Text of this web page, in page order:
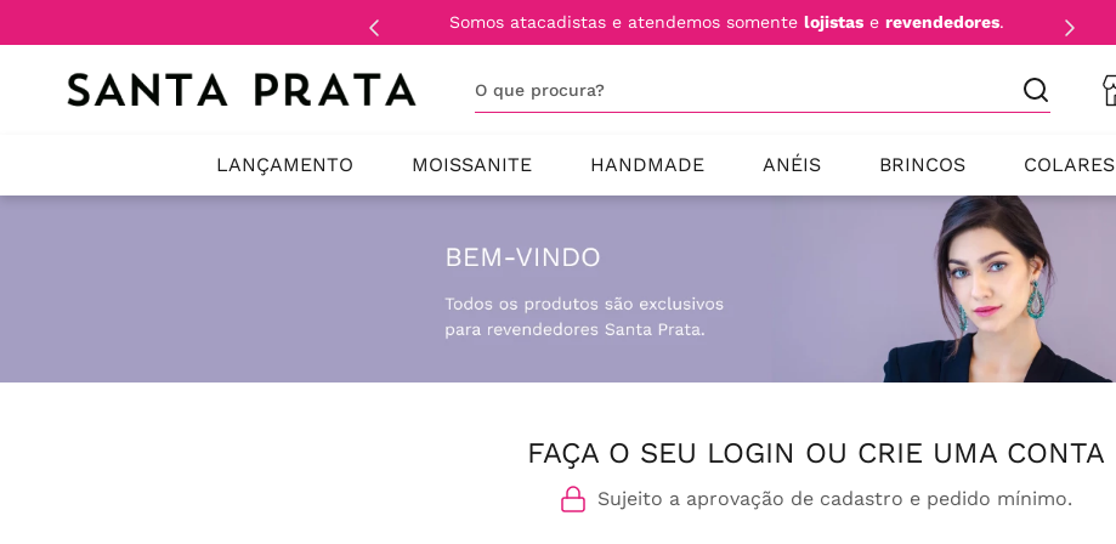
Somos atacadistas e atendemos somentelojistas erevendedores.
LANÇAMENTO MOISSANITE HANDMADE ANÉIS BRINCOS COLARES
FAÇA O SEU LOGIN OU CRIE UMA CONTA
Sujeito a aprovação de cadastro e pedido mínimo.